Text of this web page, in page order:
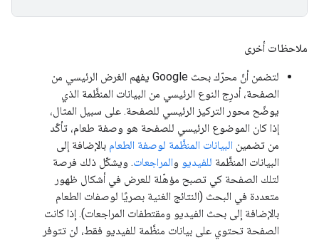
ملاحظات أخرى
لتضمن أنّ محرّك بحث Google يفهم الغرض الرئيسي من
الصفحة، أدرِج النوع الرئيسي من البيانات المنظَّمة الذي
يوضّح محور التركيز الرئيسي للصفحة. على سبيل المثال،
إذا كان الموضوع الرئيسي للصفحة هو وصفة طعام، تأكّد
من تضمين البيانات المنظَّمة لوصفة الطعام بالإضافة إلى
البيانات المنظَّمة للفيديو والمراجعات. ويشكّل ذلك فرصة
لتلك الصفحة كي تصبح مؤهّلة للعرض في أشكال ظهور
متعددة في البحث (النتائج الغنية بصريًا لوصفات الطعام
بالإضافة إلى بحث الفيديو ومقتطفات المراجعات). إذا كانت
الصفحة تحتوي على بيانات منظَّمة للفيديو فقط، لن تتوفر